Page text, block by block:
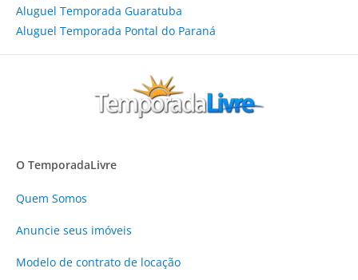
Aluguel Temporada Guaratuba
Aluguel Temporada Pontal do Paraná
O TemporadaLivre
Quem Somos
Anuncie seus imóveis
Modelo de contrato de locação